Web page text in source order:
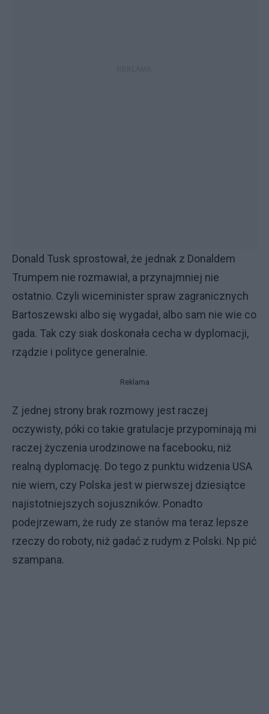
Donald Tusk sprostował, że jednak z Donaldem
Trumpem nie rozmawiał, a przynajmniej nie
ostatnio. Czyli wiceminister spraw zagranicznych
Bartoszewski albo się wygadał, albo sam nie wie co
gada. Tak czy siak doskonała cecha w dyplomacji,
rządzie i polityce generalnie.
Reklama
Z jednej strony brak rozmowy jest raczej
oczywisty, póki co takie gratulacje przypominają mi
raczej życzenia urodzinowe na facebooku, niż
realną dyplomację. Do tego z punktu widzenia USA
nie wiem, czy Polska jest w pierwszej dziesiątce
najistotniejszych sojuszników. Ponadto
podejrzewam, że rudy ze stanów ma teraz lepsze
rzeczy do roboty, niż gadać z rudym z Polski. Np pić
szampana.